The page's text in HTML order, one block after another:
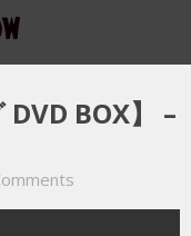
BOX】 –